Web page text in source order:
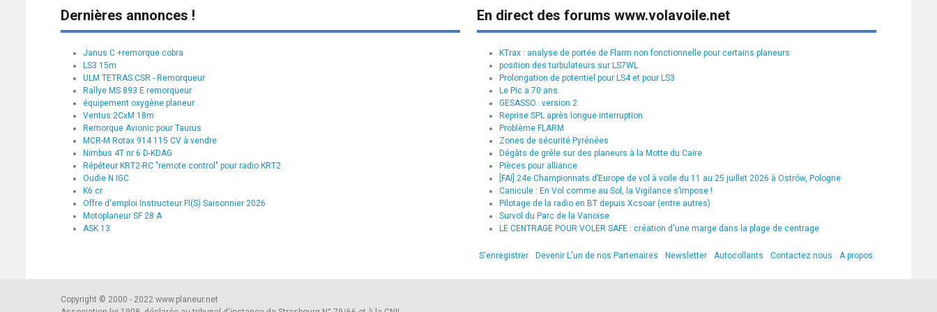
Dernières annonces !
Janus C +remorque cobra
LS3 15m
ULM TETRAS CSR - Remorqueur
Rallye MS 893 E remorqueur
équipement oxygène planeur .
Ventus 2CxM 18m
Remorque Avionic pour Taurus
MCR-M Rotax 914 115 CV à vendre
Nimbus 4T nr 6 D-KDAG
Répéteur KRT2-RC "remote control" pour radio KRT2
Oudie N IGC
K6 cr
Offre d'emploi Instructeur FI(S) Saisonnier 2026
Motoplaneur SF 28 A
ASK 13
En direct des forums www.volavoile.net
KTrax : analyse de portée de Flarm non fonctionnelle pour certains planeurs
position des turbulateurs sur LS7WL
Prolongation de potentiel pour LS4 et pour LS3
Le Pic a 70 ans.
GESASSO...version 2
Reprise SPL après longue interruption
Problème FLARM
Zones de sécurité Pyrénées
Dégâts de grêle sur des planeurs à la Motte du Caire
Pièces pour alliance
[FAI] 24e Championnats d’Europe de vol à voile du 11 au 25 juillet 2026 à Ostrów, Pologne
Canicule : En Vol comme au Sol, la Vigilance s’impose !
Pilotage de la radio en BT depuis Xcsoar (entre autres)
Survol du Parc de la Vanoise
LE CENTRAGE POUR VOLER SAFE : création d'une marge dans la plage de centrage
S'enregistrer Devenir L'un de nos Partenaires Newsletter Autocollants Contactez nous A propos
Copyright © 2000 - 2022 www.planeur.net